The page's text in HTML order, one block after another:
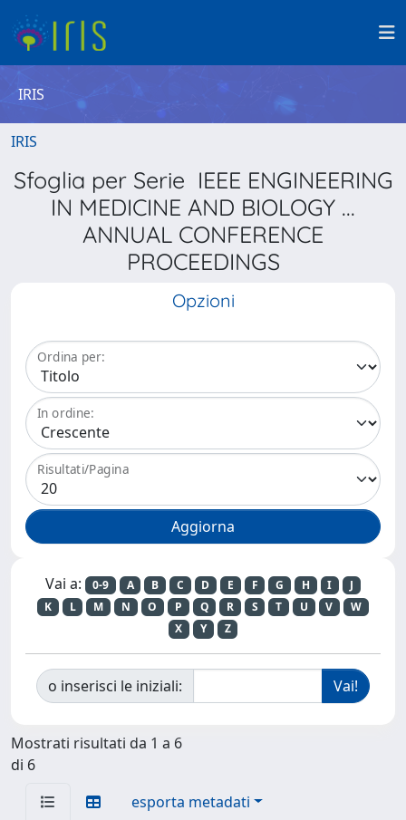
IRIS
IRIS
Sfoglia per Serie IEEE ENGINEERING
IN MEDICINE AND BIOLOGY ...
ANNUAL CONFERENCE
PROCEEDINGS
Opzioni
Ordina per:
In ordine:
Risultati/Pagina
Vai a: 0-9 A B C D E F G H I
J
K
L M N O P Q R S T U V
W
X
Y Z
o inserisci le iniziali:
Mostrati risultati da 1 a 6
di 6
esporta metadati